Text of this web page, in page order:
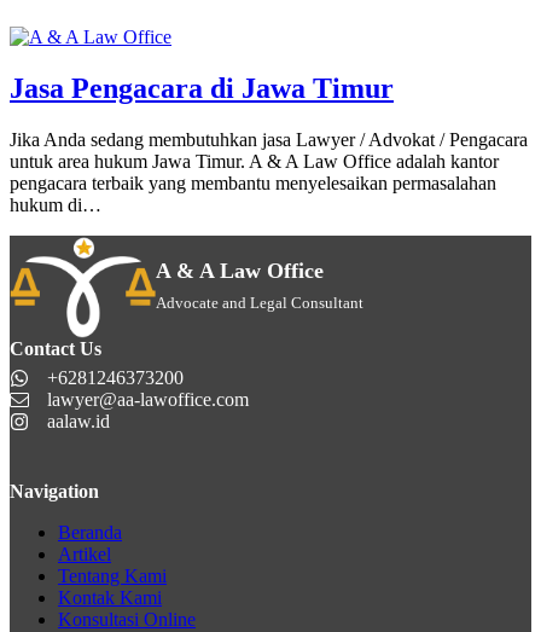
Jasa Pengacara di Jawa Timur
Jika Anda sedang membutuhkan jasa Lawyer / Advokat / Pengacara
untuk area hukum Jawa Timur. A & A Law Office adalah kantor
pengacara terbaik yang membantu menyelesaikan permasalahan
hukum di…
A & A Law Office
Advocate and Legal Consultant
Contact Us
+6281246373200
lawyer@aa-lawoffice.com
aalaw.id
Navigation
Beranda
Artikel
Tentang Kami
Kontak Kami
Konsultasi Online